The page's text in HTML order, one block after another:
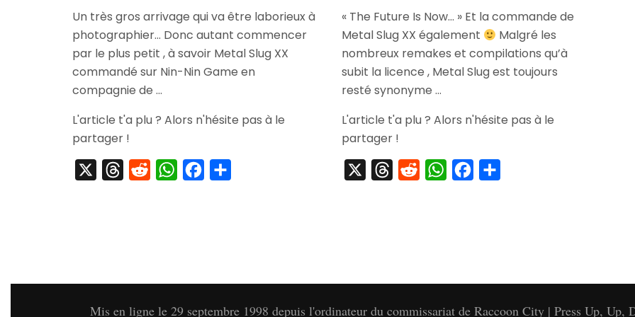
Metal
Slug
XX
Bonus
Précommande
Un très gros arrivage qui va être laborieux à
photographier… Donc autant commencer
par le plus petit , à savoir Metal Slug XX
commandé sur Nin-Nin Game en
compagnie de …
L'article t'a plu ? Alors n'hésite pas à le
partager !
ThreadsRedditWhatsAppFacebook
Commande]
Metal
Slug
« The Future Is Now… » Et la commande de
Metal Slug XX également
Malgré les
nombreux remakes et compilations qu’à
subit la licence , Metal Slug est toujours
resté synonyme …
L'article t'a plu ? Alors n'hésite pas à le
partager !
ThreadsRedditWhatsAppFacebook
Mis en ligne le 29 septembre 1998 depuis l'ordinateur du commissariat de Raccoon City | Press Up,